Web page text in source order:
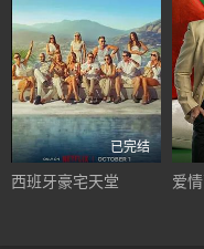
已完结
西班牙豪宅天堂